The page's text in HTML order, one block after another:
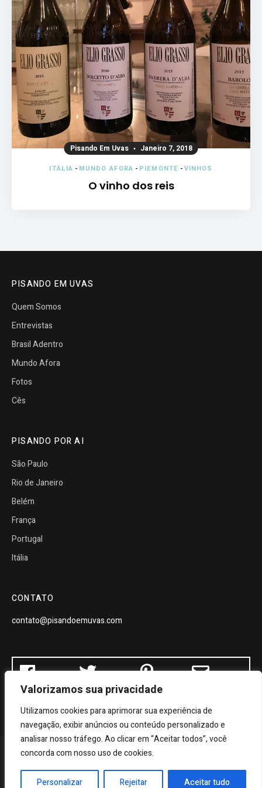
Valorizamos sua privacidade
Utilizamos cookies para aprimorar sua experiência de
navegação, exibir anúncios ou conteúdo personalizado e
analisar nosso tráfego. Ao clicar em “Aceitar todos”, você
concorda com nosso uso de cookies.
Personalizar Rejeitar Aceitar tudo
Pisando Em Uvas Janeiro 7, 2018
ITÁLIA - MUNDO AFORA - PIEMONTE -VINHOS
O vinho dos reis
PISANDO EM UVAS
Quem Somos
Entrevistas
Brasil Adentro
Mundo Afora
Fotos
Cês
PISANDO POR AI
São Paulo
Rio de Janeiro
Belém
França
Portugal
Itália
CONTATO
contato@pisandoemuvas.com
© 2019 Pisando Em Uvas. Desenvolvido porDForte